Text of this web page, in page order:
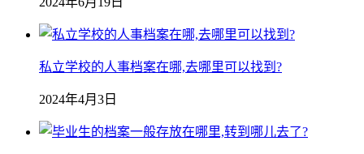
私立学校的人事档案在哪,去哪里可以找到?
2024年4月3日